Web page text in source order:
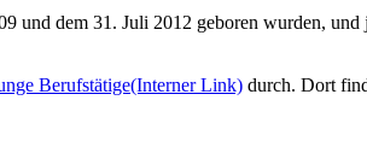
und dem 31. Juli 2012 geboren wurden, und
Berufstätige(Interner Link) durch. Dort